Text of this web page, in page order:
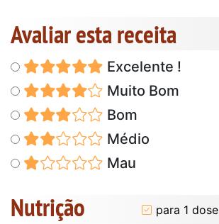
Avaliar esta receita
Excelente !
Muito Bom
Bom
Médio
Mau
Nutrição para 1 dose